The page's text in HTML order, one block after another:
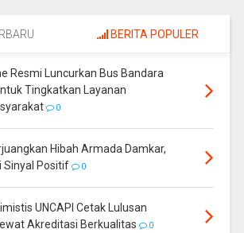
BERITA POPULER
Resmi Luncurkan Bus Bandara
Tingkatkan Layanan
0
Hibah Armada Damkar,
Sinyal Positif
0
UNCAPI Cetak Lulusan
Akreditasi Berkualitas
0